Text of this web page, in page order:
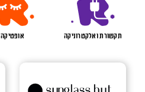
תקשורת ואלקטרוניקה אופטיקה